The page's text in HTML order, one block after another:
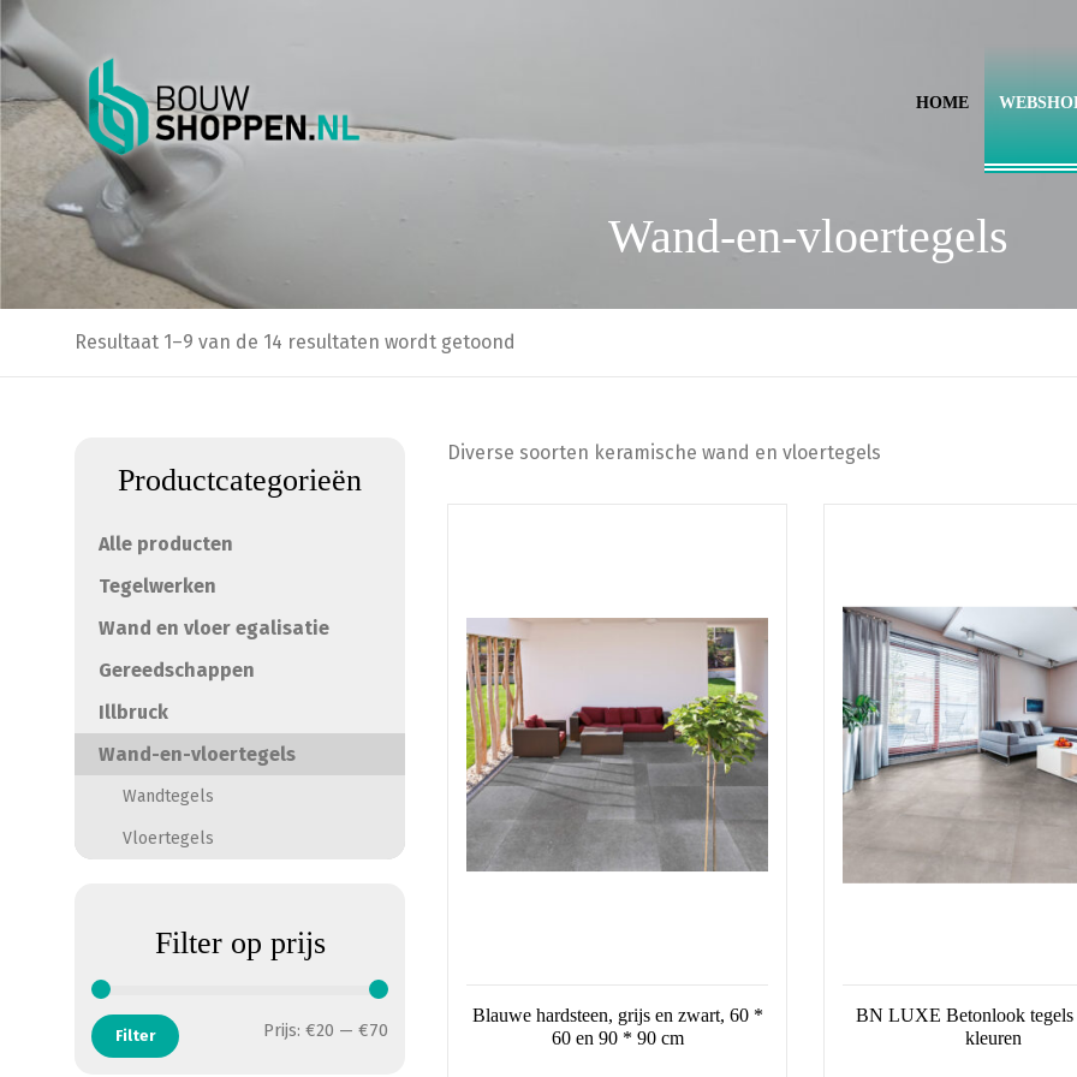
HOME
Wand-en-vloertegels
Resultaat 1–9 van de 14 resultaten wordt getoond
Diverse soorten keramische wand en vloertegels
variaties.
Deze
optie
kan
gekozen
worden
productpagina
Blauwe hardsteen, grijs en zwart, 60 *
60 en 90 * 90 cm
meerdere
variaties.
Deze
optie
kan
gekozen
worden
productpagina
BN LUXE Betonlook tegels
kleuren
Productcategorieën
Alle producten
Tegelwerken
Wand en vloer egalisatie
Gereedschappen
Illbruck
Wand-en-vloertegels
Wandtegels
Vloertegels
Filter op prijs
Filter Prijs: €20 — €70